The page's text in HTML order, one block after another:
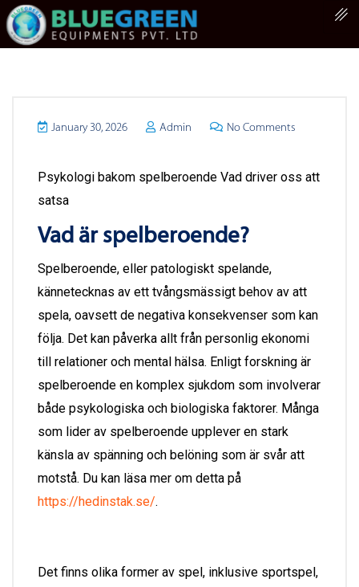
January 30, 2026 Admin No Comments
Psykologi bakom spelberoende Vad driver oss att
satsa
Vad är spelberoende?
Spelberoende, eller patologiskt spelande,
kännetecknas av ett tvångsmässigt behov av att
spela, oavsett de negativa konsekvenser som kan
följa. Det kan påverka allt från personlig ekonomi
till relationer och mental hälsa. Enligt forskning är
spelberoende en komplex sjukdom som involverar
både psykologiska och biologiska faktorer. Många
som lider av spelberoende upplever en stark
känsla av spänning och belöning som är svår att
motstå. Du kan läsa mer om detta på
https://hedinstak.se/.
Det finns olika former av spel, inklusive sportspel,